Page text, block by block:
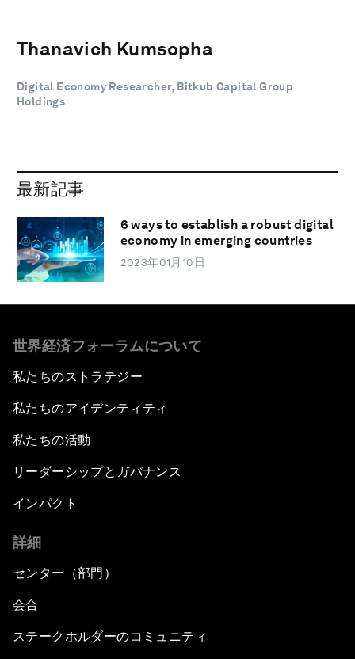
Thanavich Kumsopha
Digital Economy Researcher, Bitkub Capital Group
Holdings
最新記事
6 ways to establish a robust digital
economy in emerging countries
2023年01月10日
世界経済フォーラムについて
私たちのストラテジー
私たちのアイデンティティ
私たちの活動
リーダーシップとガバナンス
インパクト
詳細
センター（部門）
会合
ステークホルダーのコミュニティ